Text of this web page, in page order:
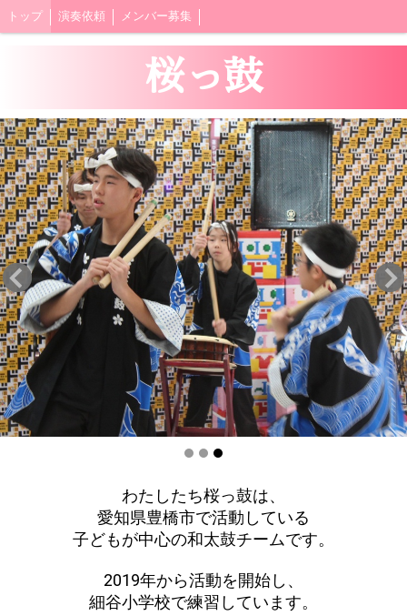
トップ 演奏依頼 メンバー募集
桜っ鼓
わたしたち桜っ鼓は、
愛知県豊橋市で活動している
子どもが中心の和太鼓チームです。
2019年から活動を開始し、
細谷小学校で練習しています。